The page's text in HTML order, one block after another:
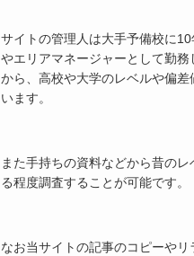
サイトの管理人は大手予備校に
やエリアマネージャーとして勤務
から、高校や大学のレベルや偏差
います。
また手持ちの資料などから昔のレ
る程度調査することが可能です。
なお当サイトの記事のコピーやリ